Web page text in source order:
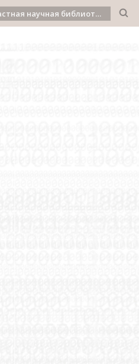
Владимирская областная научная библиотека